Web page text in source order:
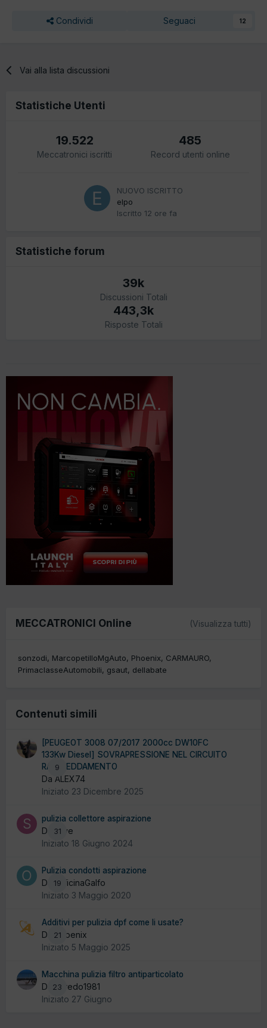
Condividi Seguaci 12
Vai alla lista discussioni
Statistiche Utenti
19.522
Meccatronici iscritti
485
Record utenti online
NUOVO ISCRITTO
elpo
Iscritto 12 ore fa
Statistiche forum
39k
Discussioni Totali
443,3k
Risposte Totali
MECCATRONICI Online (Visualizza tutti)
sonzodi MarcopetilloMgAuto Phoenix
CARMAURO
PrimaclasseAutomobili
gsaut dellabate
Contenuti simili
9
[PEUGEOT 3008 07/2017 2000cc DW10FC
133Kw Diesel] SOVRAPRESSIONE NEL CIRCUITO
RAFFREDDAMENTO
Da ALEX74
Iniziato 23 Dicembre 2025
31
pulizia collettore aspirazione
Da stive
Iniziato 18 Giugno 2024
19
Pulizia condotti aspirazione
Da OfficinaGalfo
Iniziato 3 Maggio 2020
21
Additivi per pulizia dpf come li usate?
Da Phoenix
Iniziato 5 Maggio 2025
23
Macchina pulizia filtro antiparticolato
Da alfredo1981
Iniziato 27 Giugno